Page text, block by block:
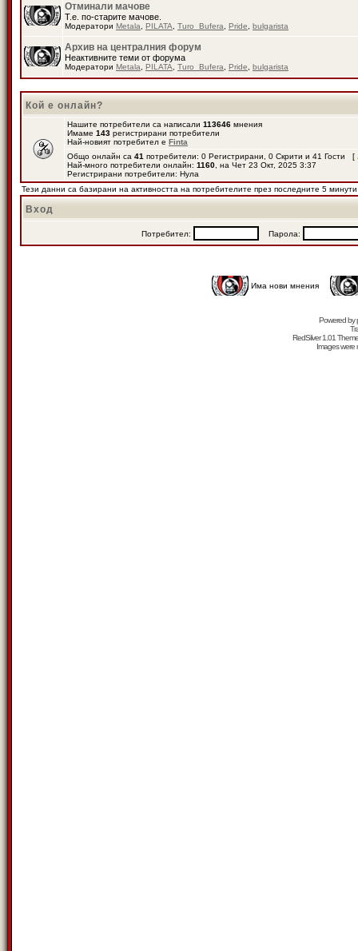
Отминали мачове
Т.е. по-старите мачове.
Модератори Metala PILATA Turo_Bufera Pride bulgarista
Архив на централния форум
Неактивните теми от форума
Модератори Metala PILATA Turo_Bufera Pride bulgarista
Кой е онлайн?
Нашите потребители са написали 113646 мнения
Имаме 143 регистрирани потребители
Най-новият потребител е Finta
Общо онлайн са 41 потребители: 0 Регистрирани, 0 Скрити и 41 Гости [
Най-много потребители онлайн: 1160 , на Чет 23 Окт, 2025 3:37
Регистрирани потребители: Нула
Тези данни са базирани на активността на потребителите през последните 5 минути
Вход
Потребител: Парола:
Има нови мнения
Powered by
RedSilver 1.01
Images were